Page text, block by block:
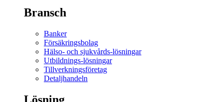
Bransch
Banker
Försäkringsbolag
Hälso- och sjukvårds-lösningar
Utbildnings-lösningar
Tillverkningsföretag
Detaljhandeln
Lösning